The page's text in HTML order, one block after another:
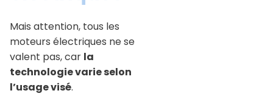
Mais attention, tous les
moteurs électriques ne se
valent pas, car la
technologie varie selon
l’usage visé.